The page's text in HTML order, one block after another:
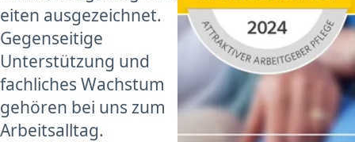
eiten ausgezeichnet.
Gegenseitige
Unterstützung und
fachliches Wachstum
gehören bei uns zum
Arbeitsalltag.